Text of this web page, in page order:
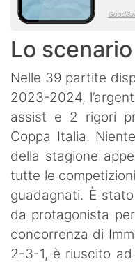
Lo scenario
Nelle 39 partite
2023-2024,
assist e 2 rigori
Coppa Italia.
della stagione
tutte le
guadagnati. È
da protagonista
concorrenza di
2-3-1, è riuscito ad